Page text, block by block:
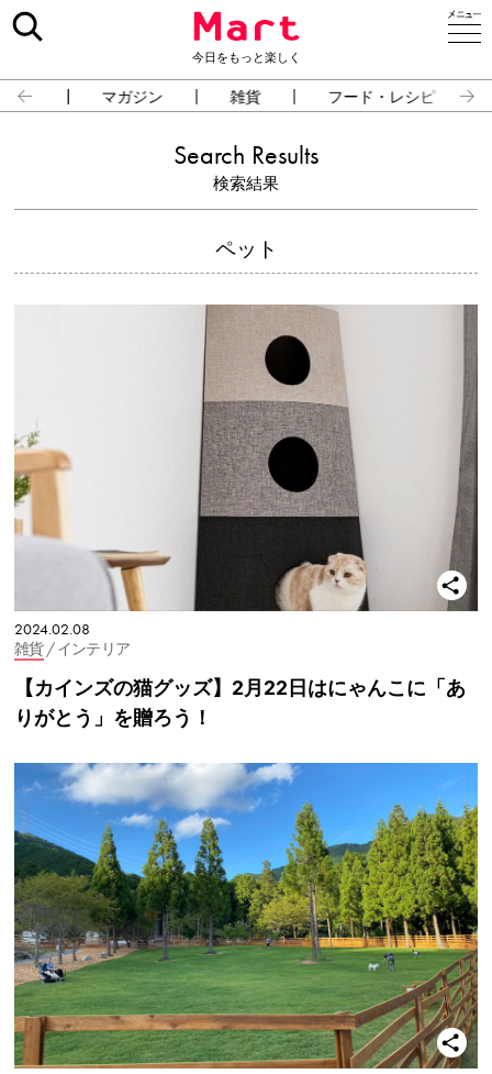
今日をもっと楽しく
占い マガジン 雑貨 フード・レシピ
Search Results
検索結果
ペット
2024.02.08
雑貨/ インテリア
【カインズの猫グッズ】2月22日はにゃんこに「あ
りがとう」を贈ろう！